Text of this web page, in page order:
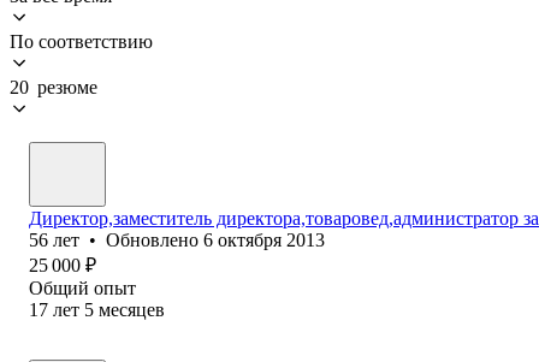
По соответствию
20 резюме
Директор,заместитель директора,товаровед,администратор
56 лет • Обновлено 6 октября 2013
25 000 ₽
Общий опыт
17 лет 5 месяцев